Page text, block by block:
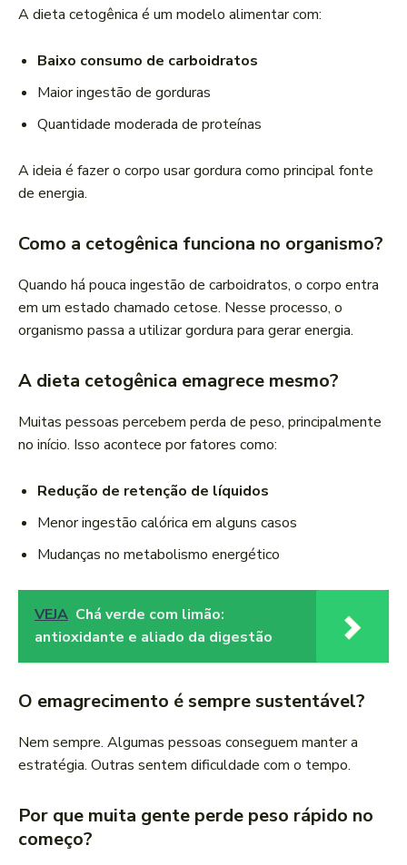
A dieta cetogênica é um modelo alimentar com:
Baixo consumo de carboidratos
Maior ingestão de gorduras
Quantidade moderada de proteínas
A ideia é fazer o corpo usar gordura como principal fonte
de energia.
Como a cetogênica funciona no organismo?
Quando há pouca ingestão de carboidratos, o corpo entra
em um estado chamado cetose. Nesse processo, o
organismo passa a utilizar gordura para gerar energia.
A dieta cetogênica emagrece mesmo?
Muitas pessoas percebem perda de peso, principalmente
no início. Isso acontece por fatores como:
Redução de retenção de líquidos
Menor ingestão calórica em alguns casos
Mudanças no metabolismo energético
VEJA Chá verde com limão:
antioxidante e aliado da digestão
O emagrecimento é sempre sustentável?
Nem sempre. Algumas pessoas conseguem manter a
estratégia. Outras sentem dificuldade com o tempo.
Por que muita gente perde peso rápido no
começo?